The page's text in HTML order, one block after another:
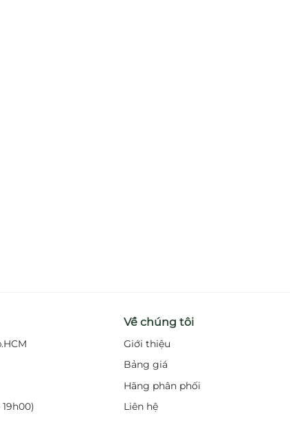
Về chúng tôi
Giới thiệu
Bảng giá
Hãng phân phối
Liên hệ